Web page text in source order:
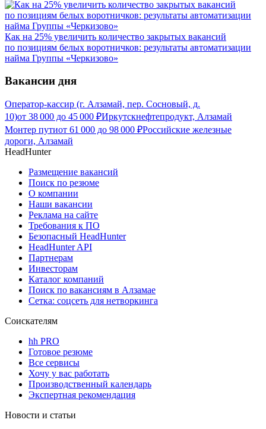
Как на 25% увеличить количество закрытых вакансий
по позициям белых воротничков: результаты автоматизации
найма Группы «Черкизово»
Вакансии дня
Оператор-кассир (г. Алзамай, пер. Сосновый, д.
10)от 38 000 до 45 000 ₽Иркутскнефтепродукт, Алзамай
Монтер путиот 61 000 до 98 000 ₽Российские железные
дороги, Алзамай
HeadHunter
Размещение вакансий
Поиск по резюме
О компании
Наши вакансии
Реклама на сайте
Требования к ПО
Безопасный HeadHunter
HeadHunter API
Партнерам
Инвесторам
Каталог компаний
Поиск по вакансиям в Алзамае
Сетка: соцсеть для нетворкинга
Соискателям
hh PRO
Готовое резюме
Все сервисы
Хочу у вас работать
Производственный календарь
Экспертная рекомендация
Новости и статьи